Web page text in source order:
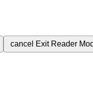
cancel Exit Reader